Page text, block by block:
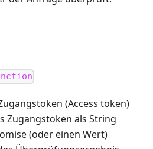
(Access token)
Zugangstoken als String
(oder einen Wert)